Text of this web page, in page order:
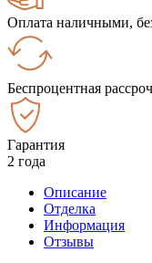
Оплата наличными,
Беспроцентная
Гарантия
2 года
Описание
Отделка
Информация
Отзывы